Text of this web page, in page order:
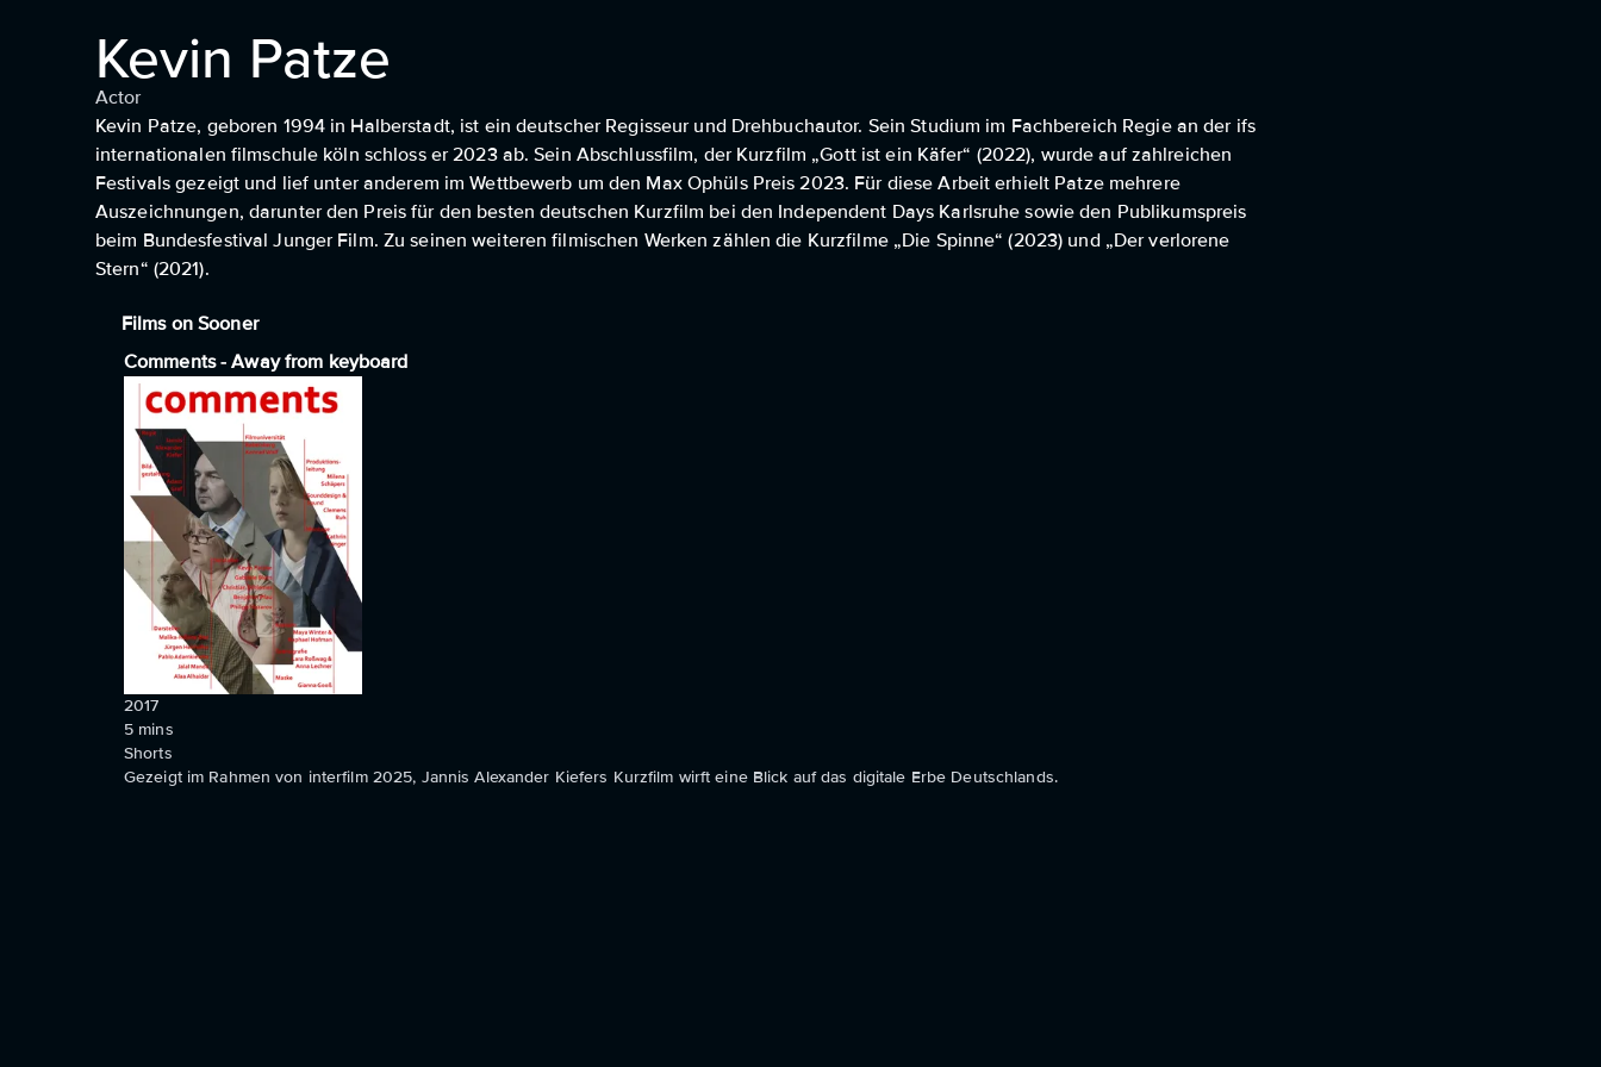
Kevin Patze
Actor
Kevin Patze, geboren 1994 in Halberstadt, ist ein deutscher Regisseur und Drehbuchautor. Sein Studium im Fachbereich Regie an der ifs
internationalen filmschule köln schloss er 2023 ab. Sein Abschlussfilm, der Kurzfilm „Gott ist ein Käfer“ (2022), wurde auf zahlreichen
Festivals gezeigt und lief unter anderem im Wettbewerb um den Max Ophüls Preis 2023. Für diese Arbeit erhielt Patze mehrere
Auszeichnungen, darunter den Preis für den besten deutschen Kurzfilm bei den Independent Days Karlsruhe sowie den Publikumspreis
beim Bundesfestival Junger Film. Zu seinen weiteren filmischen Werken zählen die Kurzfilme „Die Spinne“ (2023) und „Der verlorene
Stern“ (2021).
Films on Sooner
Comments - Away from keyboard
2017
5 mins
Shorts
Gezeigt im Rahmen von interfilm 2025, Jannis Alexander Kiefers Kurzfilm wirft eine Blick auf das digitale Erbe Deutschlands.